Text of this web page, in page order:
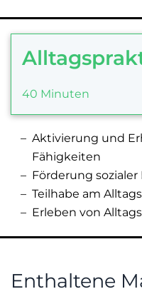
Aktivierung und
Fähigkeiten
Förderung
Teilhabe am
Erleben von
40 Minuten
Enthaltene